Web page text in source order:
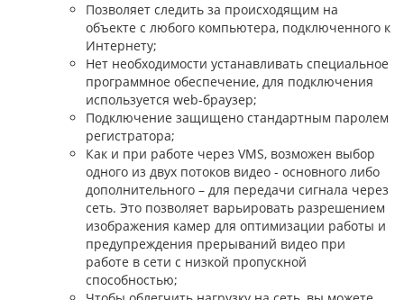
Позволяет следить за происходящим на
объекте с любого компьютера, подключенного к
Интернету;
Нет необходимости устанавливать специальное
программное обеспечение, для подключения
используется web-браузер;
Подключение защищено стандартным паролем
регистратора;
Как и при работе через VMS, возможен выбор
одного из двух потоков видео - основного либо
дополнительного – для передачи сигнала через
сеть. Это позволяет варьировать разрешением
изображения камер для оптимизации работы и
предупреждения прерываний видео при
работе в сети с низкой пропускной
способностью;